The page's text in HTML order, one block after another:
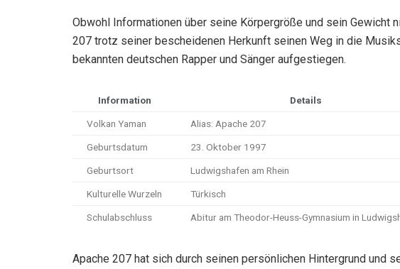
Obwohl Informationen über seine Körpergröße und sein Gewicht
207 trotz seiner bescheidenen Herkunft seinen Weg in die
bekannten deutschen Rapper und Sänger aufgestiegen.
Information Details
Volkan Yaman Alias: Apache 207
Geburtsdatum 23. Oktober 1997
Geburtsort Ludwigshafen am Rhein
Kulturelle Wurzeln Türkisch
Schulabschluss Abitur am Theodor-Heuss-Gymnasium in
Apache 207 hat sich durch seinen persönlichen Hintergrund und